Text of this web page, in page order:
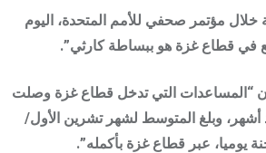
مؤتمر صحفي للأمم المتحدة، اليوم
في قطاع غزة هو ببساطة كارثي”.
“المساعدات التي تدخل قطاع غزة وصلت
أشهر، وبلغ المتوسط لشهر تشرين الأول/